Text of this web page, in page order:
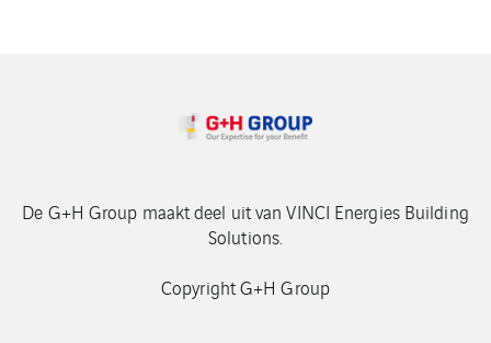
De G+H Group maakt deel uit van VINCI Energies Building
Solutions.
Copyright G+H Group